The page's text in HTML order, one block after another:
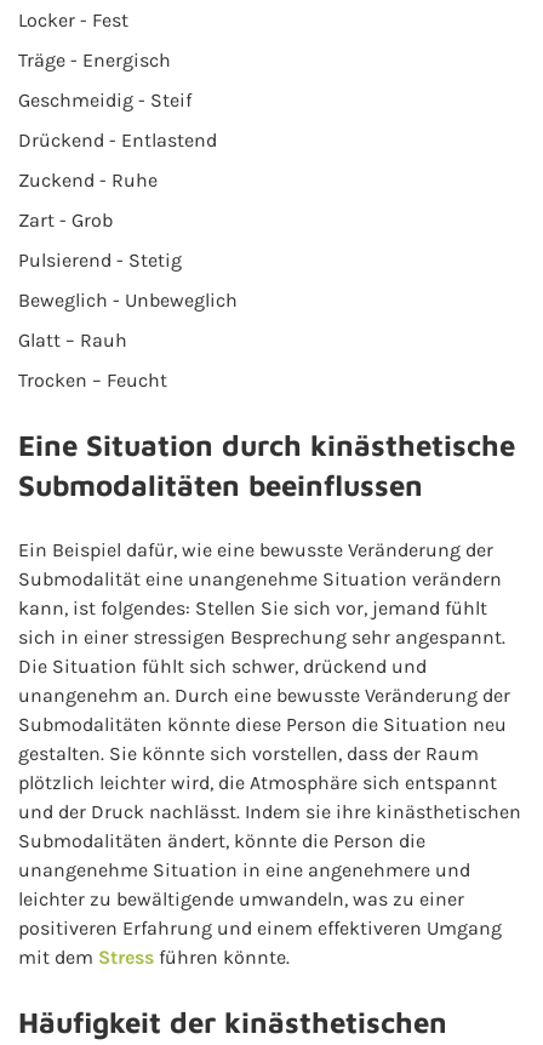
Locker - Fest
Träge - Energisch
Geschmeidig - Steif
Drückend - Entlastend
Zuckend - Ruhe
Zart - Grob
Pulsierend - Stetig
Beweglich - Unbeweglich
Glatt – Rauh
Trocken – Feucht
Eine Situation durch kinästhetische
Submodalitäten beeinflussen
Ein Beispiel dafür, wie eine bewusste Veränderung der
Submodalität eine unangenehme Situation verändern
kann, ist folgendes: Stellen Sie sich vor, jemand fühlt
sich in einer stressigen Besprechung sehr angespannt.
Die Situation fühlt sich schwer, drückend und
unangenehm an. Durch eine bewusste Veränderung der
Submodalitäten könnte diese Person die Situation neu
gestalten. Sie könnte sich vorstellen, dass der Raum
plötzlich leichter wird, die Atmosphäre sich entspannt
und der Druck nachlässt. Indem sie ihre kinästhetischen
Submodalitäten ändert, könnte die Person die
unangenehme Situation in eine angenehmere und
leichter zu bewältigende umwandeln, was zu einer
positiveren Erfahrung und einem effektiveren Umgang
mit dem Stress führen könnte.
Häufigkeit der kinästhetischen